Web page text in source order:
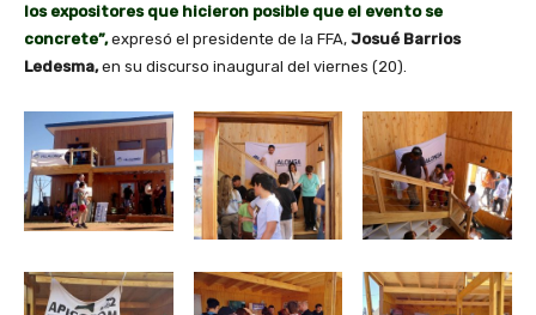
los expositores que hicieron posible que el evento se
concrete”, expresó el presidente de la FFA, Josué Barrios
Ledesma,en su discurso inaugural del viernes (20).